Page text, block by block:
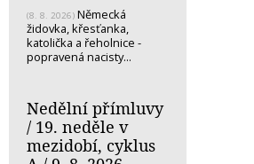
(8. 8. 2026) Německá
židovka, křesťanka,
katolička a řeholnice -
popravená nacisty...
Nedělní přímluvy
/ 19. neděle v
mezidobí, cyklus